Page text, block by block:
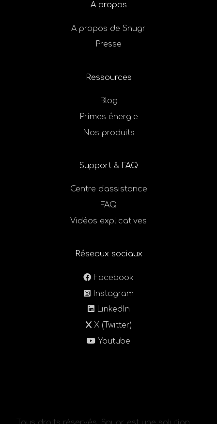
A propos
A propos de Snugr
Presse
Ressources
Blog
Primes énergie
Nos produits
Support & FAQ
Centre d'assistance
FAQ
Vidéos explicatives
Réseaux sociaux
Facebook
Instagram
LinkedIn
X (Twitter)
Youtube